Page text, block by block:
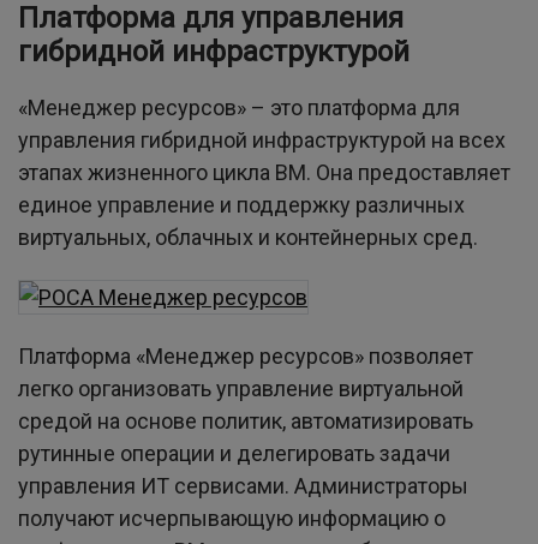
Платформа для управления
гибридной инфраструктурой
«Менеджер ресурсов» – это платформа для
управления гибридной инфраструктурой на всех
этапах жизненного цикла ВМ. Она предоставляет
единое управление и поддержку различных
виртуальных, облачных и контейнерных сред.
Платформа «Менеджер ресурсов» позволяет
легко организовать управление виртуальной
средой на основе политик, автоматизировать
рутинные операции и делегировать задачи
управления ИТ сервисами. Администраторы
получают исчерпывающую информацию о